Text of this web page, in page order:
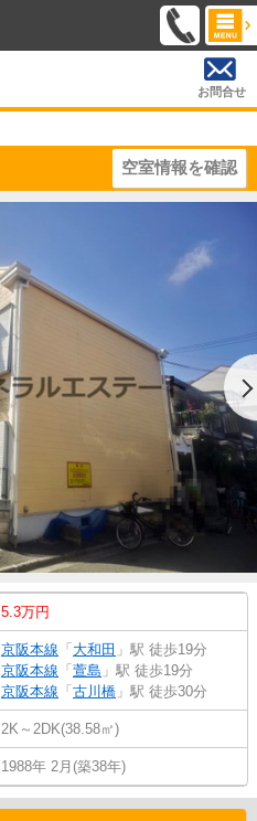
お問合せ
空室情報を確認
5.3万円
京阪本線 「 大和田 」駅 徒歩19分
京阪本線 「 萱島 」駅 徒歩19分
京阪本線 「 古川橋 」駅 徒歩30分
2K～2DK(38.58㎡)
1988年 2月(築38年)